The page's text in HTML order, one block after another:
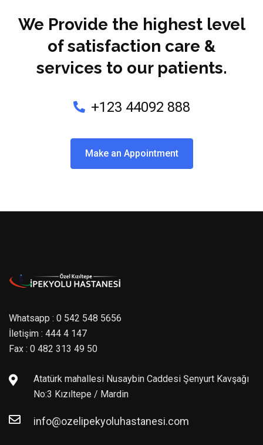
We Provide the highest level
of satisfaction care &
services to our patients.
+123 44092 888
Make an Appointment
Whatsapp : 0 542 548 5656
İletişim : 444 4 147
Fax : 0 482 313 49 50
Atatürk mahallesi Nusaybin Caddesi Şenyurt Kavşağı
No:3 Kızıltepe / Mardin
info@ozelipekyoluhastanesi.com